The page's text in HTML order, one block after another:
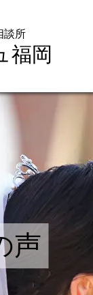
来店WEB予約
談所
福岡
声